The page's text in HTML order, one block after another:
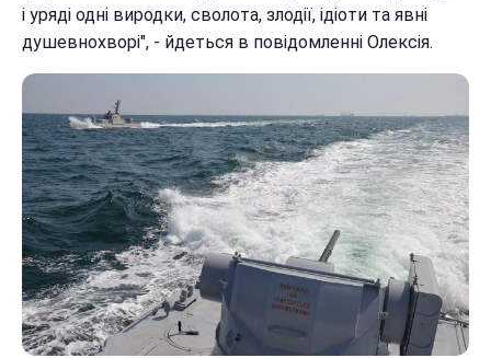
і уряді одні виродки, сволота, злодії, ідіоти та явні
душевнохворі", - йдеться в повідомленні Олексія.